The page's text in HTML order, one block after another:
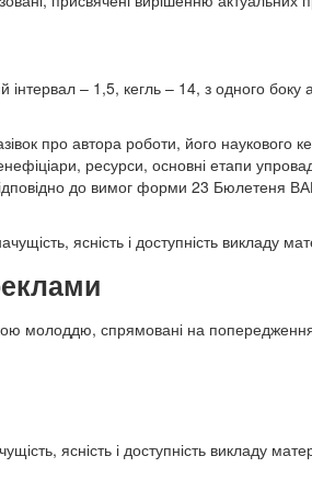
– 1,5, кегль – 14, з одного
про автора роботи, його наукового
ресурси, основні етапи
до вимог форми 23 Бюлетеня
ясність і доступність викладу
молоддю, спрямовані на
ясність і доступність викладу